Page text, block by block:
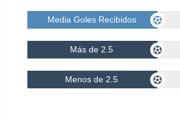
Media Goles Recibidos
Más de 2.5
Menos de 2.5